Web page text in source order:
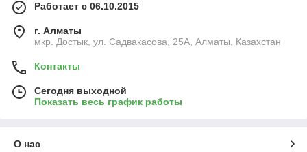
Работает с 06.10.2015
г. Алматы
мкр. Достык, ул. Садвакасова, 25А, Алматы, Казахстан
Контакты
Сегодня выходной
Показать весь график работы
О нас